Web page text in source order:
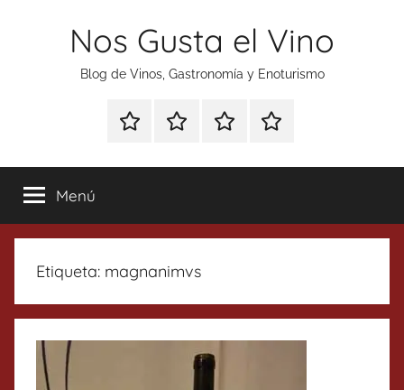
Nos Gusta el Vino
Blog de Vinos, Gastronomía y Enoturismo
Especial
Tonics
Enoturismo
Gastronomía
RankingContacto
Menú
Etiqueta: magnanimvs